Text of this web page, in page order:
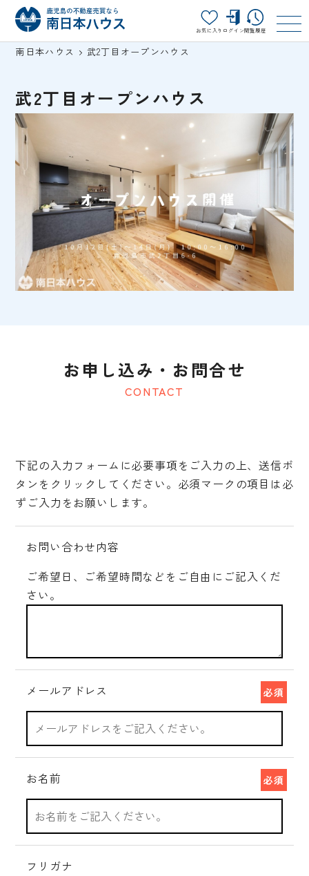
お気に入り ログイン閲覧履歴
南日本ハウス 武2丁目オープンハウス
武2丁目オープンハウス
CONTACT
お申し込み・お問合せ
下記の入力フォームに必要事項をご入力の上、送信ボ
タンをクリックしてください。 必須マークの項目は必
ずご入力をお願いします。
お問い合わせ内容
ご希望日、ご希望時間などをご自由にご記入くだ
さい。
メールアドレス 必須
お名前 必須
フリガナ